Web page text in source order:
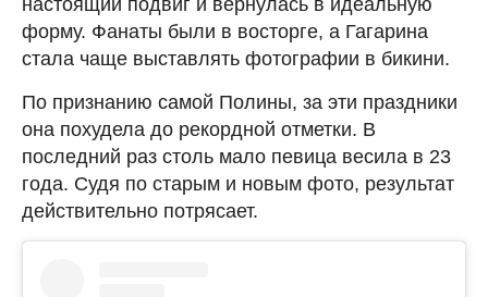
форму. Фанаты были в восторге, а Гагарина
стала чаще выставлять фотографии в бикини.
По признанию самой Полины, за эти праздники
она похудела до рекордной отметки. В
последний раз столь мало певица весила в 23
года. Судя по старым и новым фото, результат
действительно потрясает.